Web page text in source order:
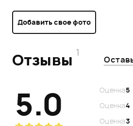
Добавить свое фото
Отзывы 1
5.0 Оценка5
Оценка4
Оценка3